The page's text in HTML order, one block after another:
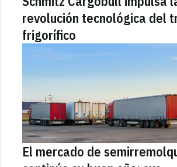
revolución tecnológica del
frigorífico
El mercado de